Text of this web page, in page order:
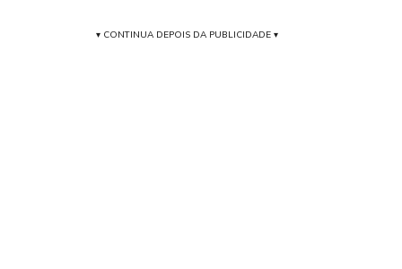
▾ CONTINUA DEPOIS DA PUBLICIDADE ▾